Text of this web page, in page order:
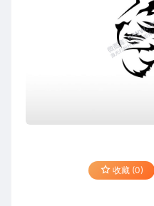
收藏 (0)